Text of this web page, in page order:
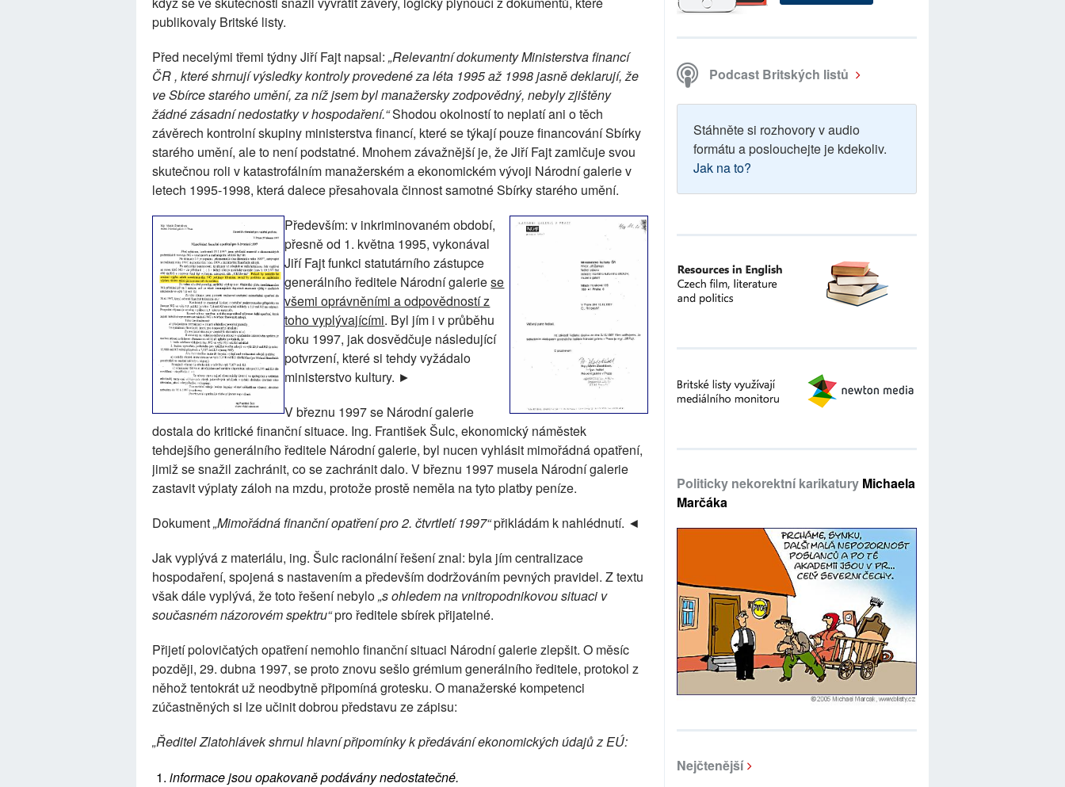
publikovaly Britské listy.
Před necelými třemi týdny Jiří Fajt napsal: „Relevantní dokumenty Ministerstva financí
ČR , které shrnují výsledky kontroly provedené za léta 1995 až 1998 jasně deklarují, že
ve Sbírce starého umění, za níž jsem byl manažersky zodpovědný, nebyly zjištěny
žádné zásadní nedostatky v hospodaření.“Shodou okolností to neplatí ani o těch
závěrech kontrolní skupiny ministerstva financí, které se týkají pouze financování Sbírky
starého umění, ale to není podstatné. Mnohem závažnější je, že Jiří Fajt zamlčuje svou
skutečnou roli v katastrofálním manažerském a ekonomickém vývoji Národní galerie v
letech 1995-1998, která dalece přesahovala činnost samotné Sbírky starého umění.
Především: v inkriminovaném období,
přesně od 1. května 1995, vykonával
Jiří Fajt funkci statutárního zástupce
generálního ředitele Národní galeriese
všemi oprávněními a odpovědností z
toho vyplývajícími. Byl jím i v průběhu
roku 1997, jak dosvědčuje následující
potvrzení, které si tehdy vyžádalo
ministerstvo kultury. ►
V březnu 1997 se Národní galerie
dostala do kritické finanční situace. Ing. František Šulc, ekonomický náměstek
tehdejšího generálního ředitele Národní galerie, byl nucen vyhlásit mimořádná opatření,
jimiž se snažil zachránit, co se zachránit dalo. V březnu 1997 musela Národní galerie
zastavit výplaty záloh na mzdu, protože prostě neměla na tyto platby peníze.
Dokument„Mimořádná finanční opatření pro 2. čtvrtletí 1997“přikládám k nahlédnutí. ◄
Jak vyplývá z materiálu, ing. Šulc racionální řešení znal: byla jím centralizace
hospodaření, spojená s nastavením a především dodržováním pevných pravidel. Z textu
však dále vyplývá, že toto řešení nebylo„s ohledem na vnitropodnikovou situaci v
současném názorovém spektru“pro ředitele sbírek přijatelné.
Přijetí polovičatých opatření nemohlo finanční situaci Národní galerie zlepšit. O měsíc
později, 29. dubna 1997, se proto znovu sešlo grémium generálního ředitele, protokol z
něhož tentokrát už neodbytně připomíná grotesku. O manažerské kompetenci
zúčastněných si lze učinit dobrou představu ze zápisu:
„Ředitel Zlatohlávek shrnul hlavní připomínky k předávání ekonomických údajů z EÚ:
informace jsou opakovaně podávány nedostatečné.
Podcast Britských listů
Stáhněte si rozhovory v audio
formátu a poslouchejte je kdekoliv.
Jak na to?
Politicky nekorektní karikatury Michaela
Marčáka
Nejčtenější